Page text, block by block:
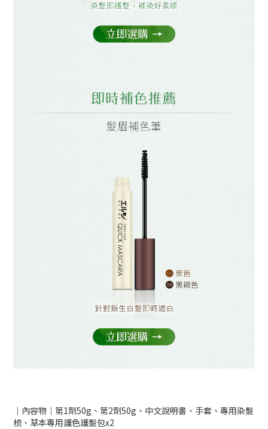
｜內容物｜第1劑50g、第2劑50g、中文說明書、手套、專用染髮
梳、草本專用護色護髮包x2